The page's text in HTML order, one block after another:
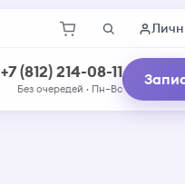
+7 (812) 214-08-11
Без очередей · Пн–Вс